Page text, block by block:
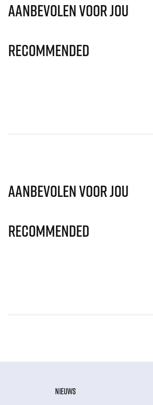
Aanbevolen voor jou
Recommended
Aanbevolen voor jou
Recommended
NIEUWS